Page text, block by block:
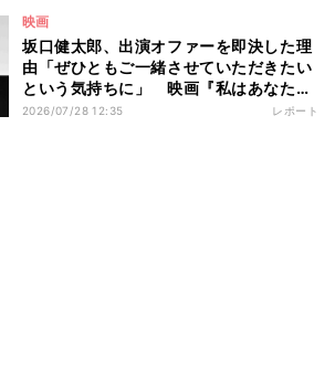
映画
坂口健太郎、出演オファーを即決した理
由「ぜひともご一緒させていただきたい
という気持ちに」 映画『私はあなたを
知らない、』完成披露舞台挨拶
2026/07/28 12:35 レポート